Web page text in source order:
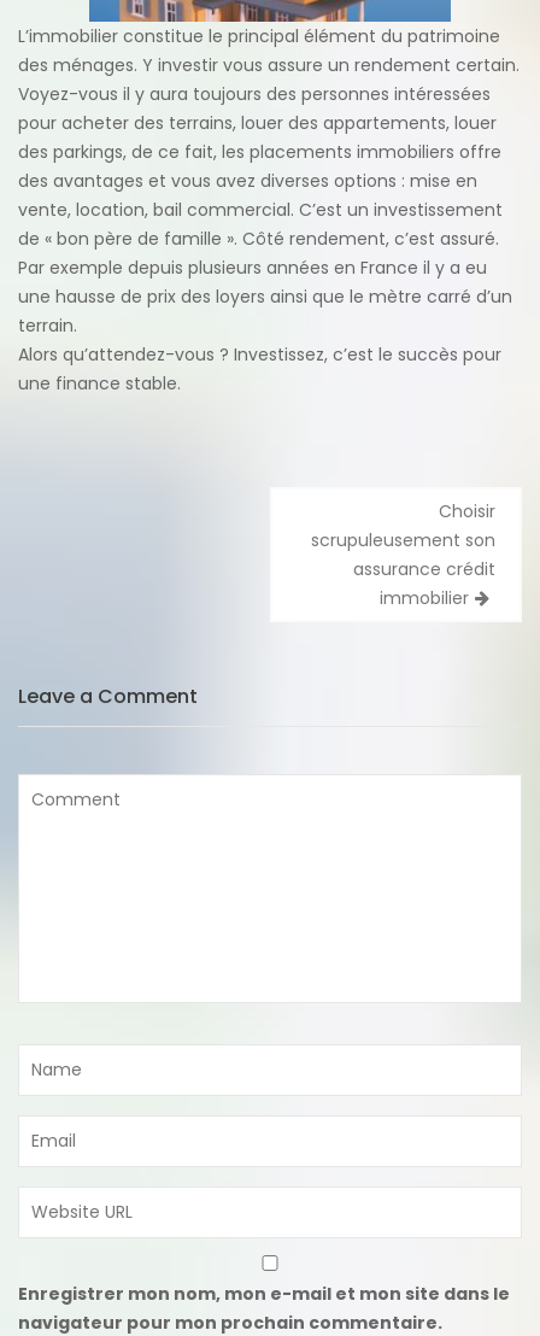
L’immobilier constitue le principal élément du patrimoine
des ménages. Y investir vous assure un rendement certain.
Voyez-vous il y aura toujours des personnes intéressées
pour acheter des terrains, louer des appartements, louer
des parkings, de ce fait, les placements immobiliers offre
des avantages et vous avez diverses options : mise en
vente, location, bail commercial. C’est un investissement
de « bon père de famille ». Côté rendement, c’est assuré.
Par exemple depuis plusieurs années en France il y a eu
une hausse de prix des loyers ainsi que le mètre carré d’un
terrain.
Alors qu’attendez-vous ? Investissez, c’est le succès pour
une finance stable.
Choisir
scrupuleusement son
assurance crédit
immobilier
Leave a Comment
Enregistrer mon nom, mon e-mail et mon site dans le
navigateur pour mon prochain commentaire.